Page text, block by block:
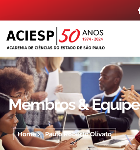
Membros & Equipe
Home Paulo Roberto Olivato